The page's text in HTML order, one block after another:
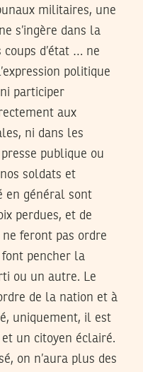
militaires, une
s’ingère dans la
d’état … ne
politique
participer
aux
ni dans les
publique ou
soldats et
en général sont
perdues, et de
feront pas ordre
font pencher la
ou un autre. Le
de la nation et à
uniquement, il est
un citoyen éclairé.
on n’aura plus des